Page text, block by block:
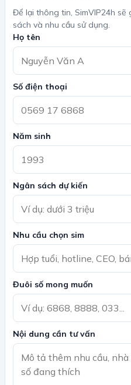
Để lại thông tin, SimVIP24h sẽ
sách và nhu cầu sử dụng.
Họ tên
Số điện thoại
Năm sinh
Ngân sách dự kiến
Nhu cầu chọn sim
Đuôi số mong muốn
Nội dung cần tư vấn